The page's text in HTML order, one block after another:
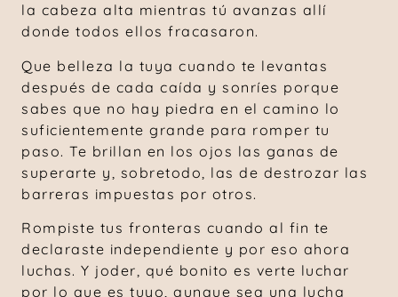
la cabeza alta mientras tú avanzas allí
donde todos ellos fracasaron.
Que belleza la tuya cuando te levantas
después de cada caída y sonríes porque
sabes que no hay piedra en el camino lo
suficientemente grande para romper tu
paso. Te brillan en los ojos las ganas de
superarte y, sobretodo, las de destrozar las
barreras impuestas por otros.
Rompiste tus fronteras cuando al fin te
declaraste independiente y por eso ahora
luchas. Y joder, qué bonito es verte luchar
por lo que es tuyo, aunque sea una lucha